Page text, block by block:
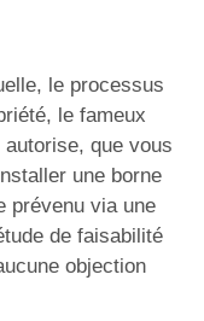
le processus
le fameux
que vous
une borne
prévenu via une
de faisabilité
objection